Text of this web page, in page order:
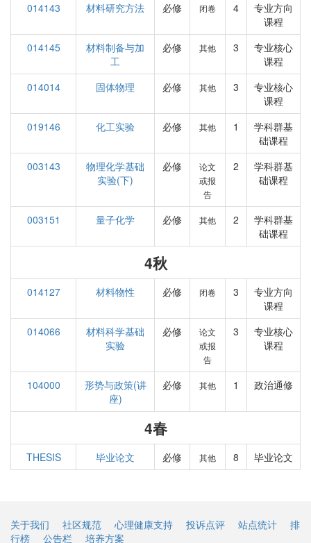
014143 材料研究方法 必修 闭卷 4
专业方向
课程
014145
材料制备与加
工
必修 其他 3
专业核心
课程
014014
固体物理 必修 其他 3
专业核心
课程
019146
化工实验 必修 其他 1
学科群基
础课程
003143
物理化学基础
实验(下)
必修
论文
或报
告
2
学科群基
础课程
003151 量子化学 必修 其他 2
学科群基
础课程
4秋
014127 材料物性 必修 闭卷 3
专业方向
课程
014066
材料科学基础
实验
必修
论文
或报
告
3
专业核心
课程
104000
形势与政策(讲
座)
必修 其他 1 政治通修
4春
THESIS 毕业论文 必修 其他 8 毕业论文
关于我们 社区规范 心理健康支持 投诉点评 站点统计
排
行榜
公告栏 培养方案